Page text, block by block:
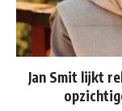
Jan Smit lijkt